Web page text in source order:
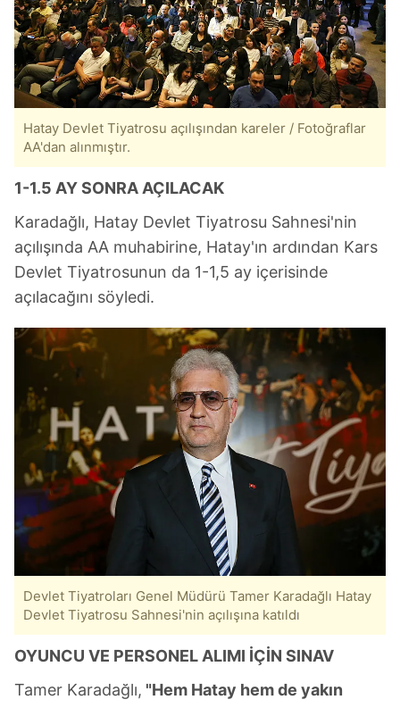
Hatay Devlet Tiyatrosu açılışından kareler / Fotoğraflar
AA'dan alınmıştır.
1-1.5 AY SONRA AÇILACAK
Karadağlı, Hatay Devlet Tiyatrosu Sahnesi'nin
açılışında AA muhabirine, Hatay'ın ardından Kars
Devlet Tiyatrosunun da 1-1,5 ay içerisinde
açılacağını söyledi.
Devlet Tiyatroları Genel Müdürü Tamer Karadağlı Hatay
Devlet Tiyatrosu Sahnesi'nin açılışına katıldı
OYUNCU VE PERSONEL ALIMI İÇİN SINAV
Tamer Karadağlı, "Hem Hatay hem de yakın